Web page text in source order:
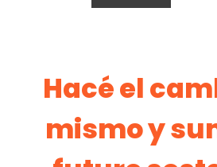
Hacé el
mismo y